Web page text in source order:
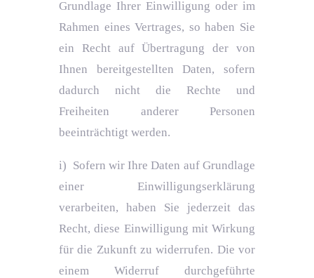
Grundlage Ihrer Einwilligung oder im
Rahmen eines Vertrages, so haben Sie
ein Recht auf Übertragung der von
Ihnen bereitgestellten Daten, sofern
dadurch nicht die Rechte und
Freiheiten anderer Personen
beeinträchtigt werden.
i) Sofern wir Ihre Daten auf Grundlage
einer Einwilligungserklärung
verarbeiten, haben Sie jederzeit das
Recht, diese Einwilligung mit Wirkung
für die Zukunft zu widerrufen. Die vor
einem Widerruf durchgeführte